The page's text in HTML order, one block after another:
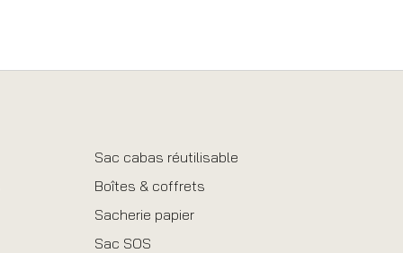
Sac cabas réutilisable
Boîtes & coffrets
Sacherie papier
Sac SOS